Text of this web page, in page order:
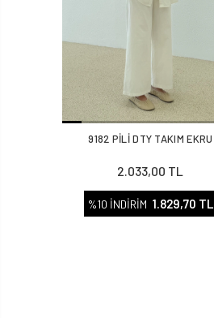
9182 PİLİ DTY TAKIM EKRU
2.033,00 TL
%10 İNDİRİM 1.829,70 TL